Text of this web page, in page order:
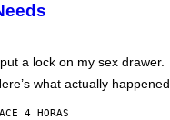
a lock on my sex drawer.
what actually happened.
4 HORAS